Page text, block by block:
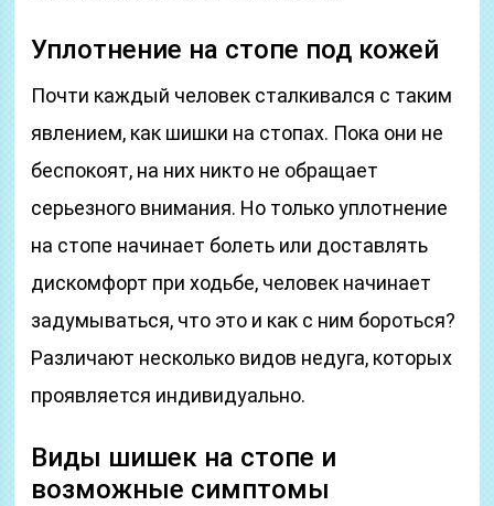
Уплотнение на стопе под кожей
Почти каждый человек сталкивался с таким
явлением, как шишки на стопах. Пока они не
беспокоят, на них никто не обращает
серьезного внимания. Но только уплотнение
на стопе начинает болеть или доставлять
дискомфорт при ходьбе, человек начинает
задумываться, что это и как с ним бороться?
Различают несколько видов недуга, которых
проявляется индивидуально.
Виды шишек на стопе и
возможные симптомы